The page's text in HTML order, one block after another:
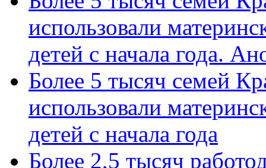
использовали
детей с начала года.
Более 5 тысяч семей
использовали
детей с начала года
Более 2,5 тысяч